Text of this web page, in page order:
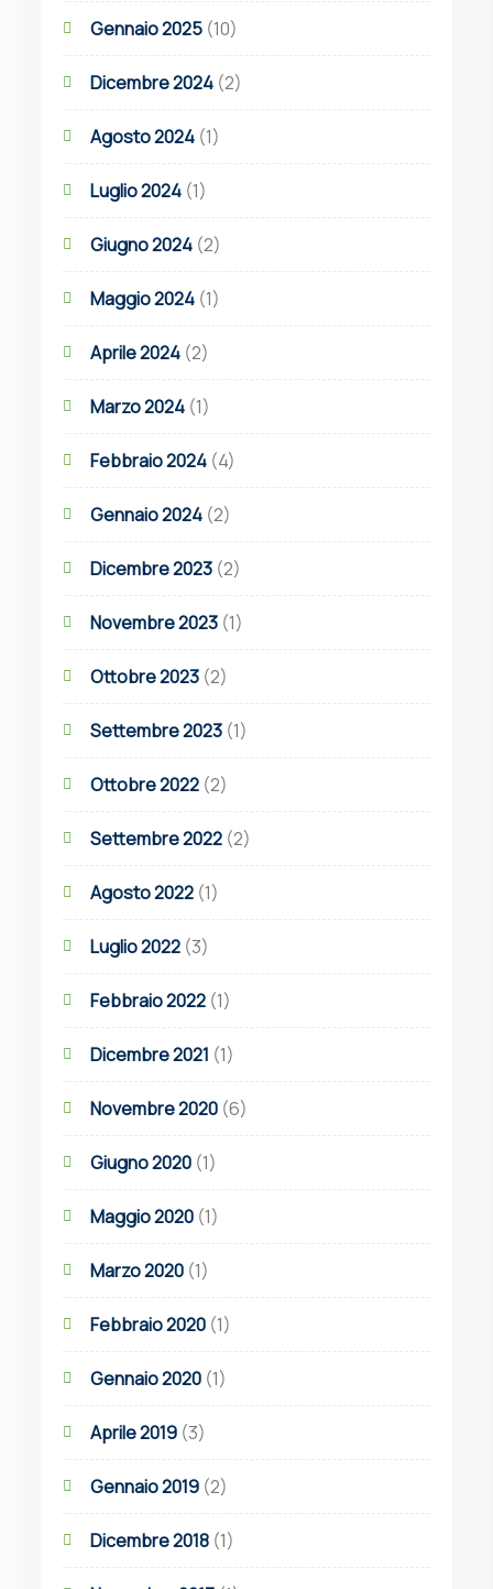
Gennaio 2025 (10)
Dicembre 2024 (2)
Agosto 2024 (1)
Luglio 2024 (1)
Giugno 2024 (2)
Maggio 2024 (1)
Aprile 2024 (2)
Marzo 2024 (1)
Febbraio 2024 (4)
Gennaio 2024 (2)
Dicembre 2023 (2)
Novembre 2023 (1)
Ottobre 2023 (2)
Settembre 2023 (1)
Ottobre 2022 (2)
Settembre 2022 (2)
Agosto 2022 (1)
Luglio 2022 (3)
Febbraio 2022 (1)
Dicembre 2021 (1)
Novembre 2020 (6)
Giugno 2020 (1)
Maggio 2020 (1)
Marzo 2020 (1)
Febbraio 2020 (1)
Gennaio 2020 (1)
Aprile 2019 (3)
Gennaio 2019 (2)
Dicembre 2018 (1)